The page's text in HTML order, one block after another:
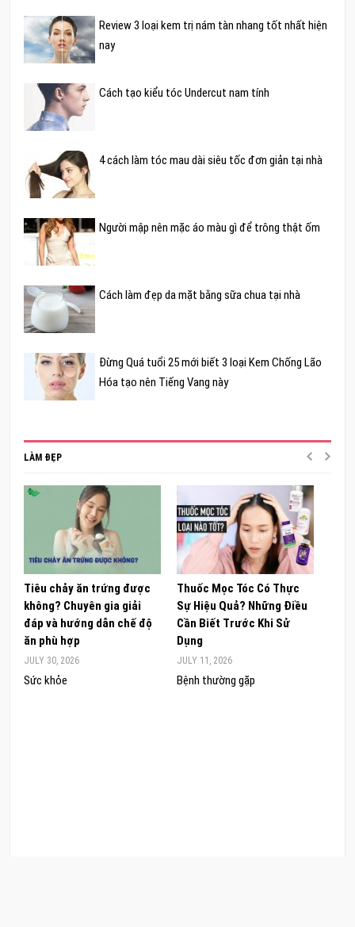
Review 3 loại kem trị nám tàn nhang tốt nhất hiện
nay
Cách tạo kiểu tóc Undercut nam tính
4 cách làm tóc mau dài siêu tốc đơn giản tại nhà
Người mập nên mặc áo màu gì để trông thật ốm
Cách làm đẹp da mặt bằng sữa chua tại nhà
Đừng Quá tuổi 25 mới biết 3 loại Kem Chống Lão
Hóa tạo nên Tiếng Vang này
LÀM ĐẸP
Tiêu chảy ăn trứng được
không? Chuyên gia giải
đáp và hướng dẫn chế độ
ăn phù hợp
JULY 30, 2026
Sức khỏe
Thuốc Mọc Tóc Có Thực
Sự Hiệu Quả? Những Điều
Cần Biết Trước Khi Sử
Dụng
JULY 11, 2026
Bệnh thường gặp